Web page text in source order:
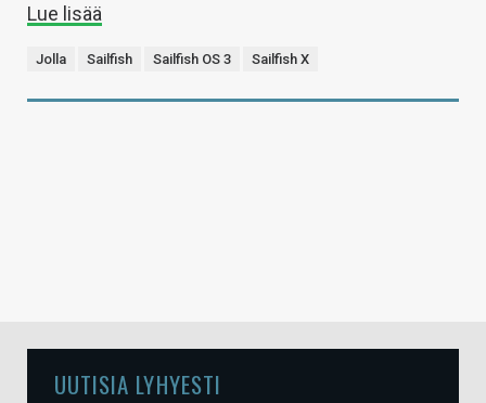
Lue lisää
Jolla Sailfish Sailfish OS 3 Sailfish X
UUTISIA LYHYESTI